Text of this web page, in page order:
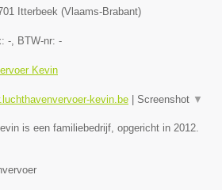
Itterbeek (Vlaams-Brabant)
-, BTW-nr: -
Kevin
kevin.be Screenshot ▼
is een familiebedrijf, opgericht in 2012.